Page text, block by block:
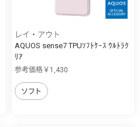
レイ・アウト
AQUOS sense7 TPUｿﾌﾄｹｰｽ ｳﾙﾄﾗｸ
ﾘｱ
参考価格￥1,430
ソフト